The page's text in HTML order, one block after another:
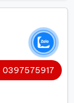
0397575917